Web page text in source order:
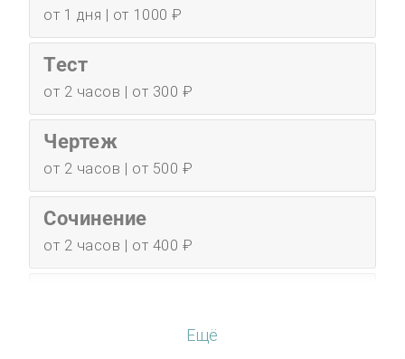
от 1 дня | от 1000 ₽
Тест
от 2 часов | от 300 ₽
Чертеж
от 2 часов | от 500 ₽
Сочинение
от 2 часов | от 400 ₽
Ещё